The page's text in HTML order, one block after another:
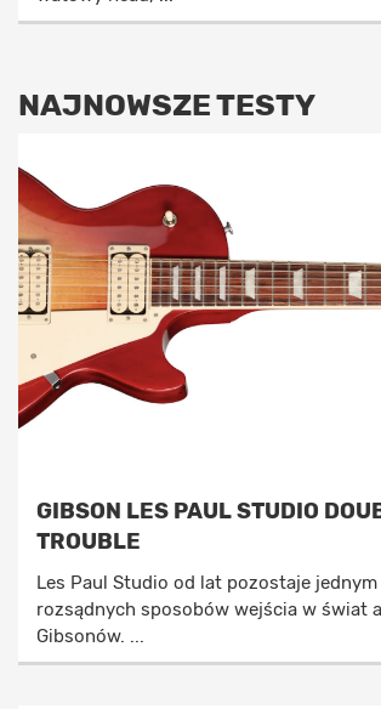
NAJNOWSZE TESTY
GIBSON LES PAUL STUDIO
TROUBLE
Les Paul Studio od lat pozostaje
rozsądnych sposobów wejścia w świat
Gibsonów. ...